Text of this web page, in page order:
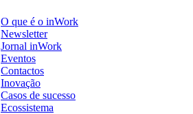
O que é o inWork
Newsletter
Jornal inWork
Eventos
Contactos
Inovação
Casos de sucesso
Ecossistema